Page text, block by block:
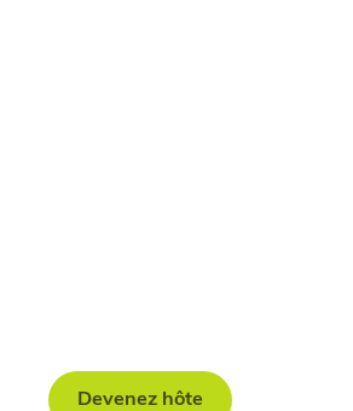
Devenez hôte